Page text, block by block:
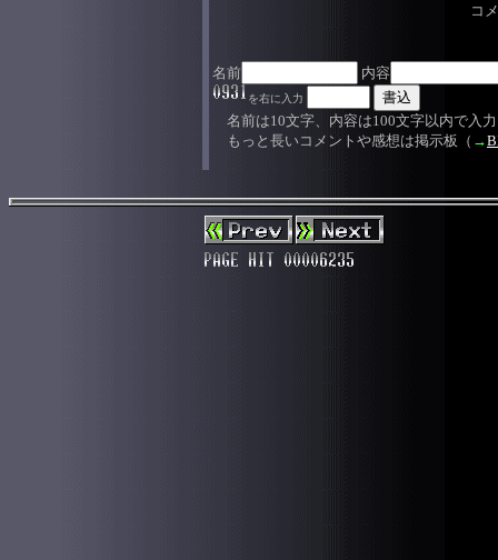
コ
名前 内容
を右に入力
名前は10文字、内容は100文字以内で入
もっと長いコメントや感想は掲示板（ →